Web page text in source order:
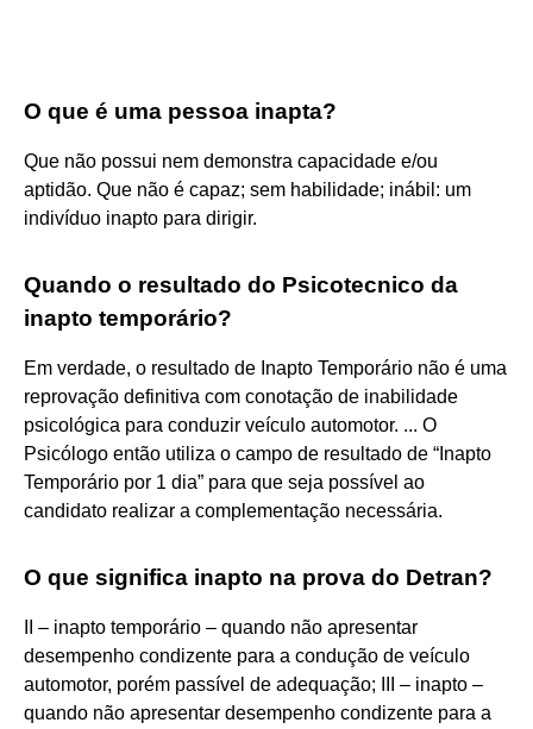
O que é uma pessoa inapta?
Que não possui nem demonstra capacidade e/ou
aptidão. Que não é capaz; sem habilidade; inábil: um
indivíduo inapto para dirigir.
Quando o resultado do Psicotecnico da
inapto temporário?
Em verdade, o resultado de Inapto Temporário não é uma
reprovação definitiva com conotação de inabilidade
psicológica para conduzir veículo automotor. ... O
Psicólogo então utiliza o campo de resultado de “Inapto
Temporário por 1 dia” para que seja possível ao
candidato realizar a complementação necessária.
O que significa inapto na prova do Detran?
II – inapto temporário – quando não apresentar
desempenho condizente para a condução de veículo
automotor, porém passível de adequação; III – inapto –
quando não apresentar desempenho condizente para a